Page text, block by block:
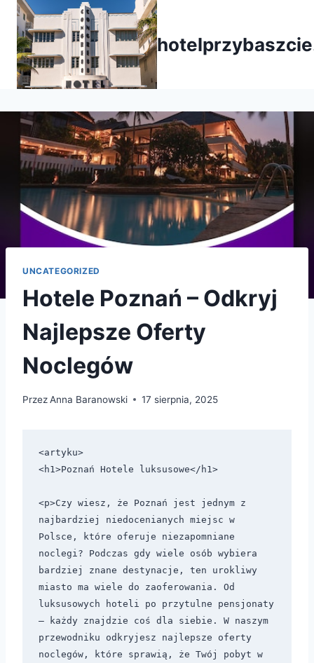
Przejdź
treści
UNCATEGORIZED
Hotele Poznań – Odkryj
Najlepsze Oferty
Noclegów
PrzezAnna Baranowski 17 sierpnia, 2025
<artyku>
<h1>Poznań Hotele luksusowe</h1>
<p>Czy wiesz, że Poznań jest jednym z
najbardziej niedocenianych miejsc w
Polsce, które oferuje niezapomniane
noclegi? Podczas gdy wiele osób wybiera
bardziej znane destynacje, ten urokliwy
miasto ma wiele do zaoferowania. Od
luksusowych hoteli po przytulne pensjonaty
– każdy znajdzie coś dla siebie. W naszym
przewodniku odkryjesz najlepsze oferty
noclegów, które sprawią, że Twój pobyt w